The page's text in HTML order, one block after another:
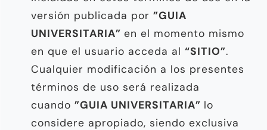
versión publicada por ”GUIA
UNIVERSITARIA” en el momento mismo
en que el usuario acceda al “SITIO”.
Cualquier modificación a los presentes
términos de uso será realizada
cuando ”GUIA UNIVERSITARIA” lo
considere apropiado, siendo exclusiva